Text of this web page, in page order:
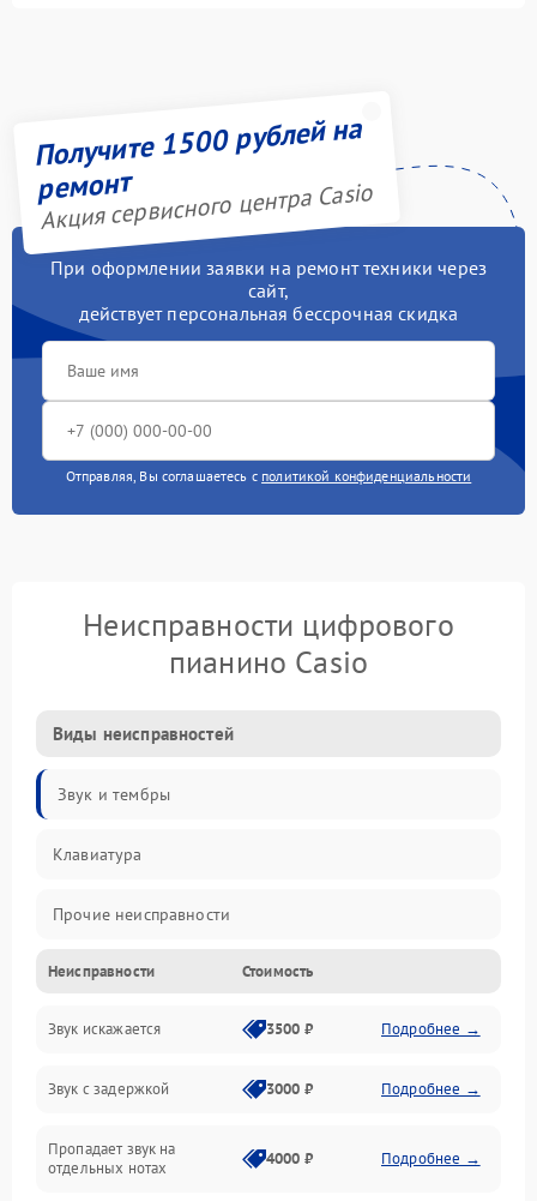
Получите 1500 рублей на
ремонт
Акция сервисного центра Casio
При оформлении заявки на ремонт техники через
сайт,
действует персональная бессрочная скидка
Отправляя, Вы соглашаетесь с политикой конфиденциальности
Неисправности цифрового
пианино Casio
Виды неисправностей
Звук и тембры
Клавиатура
Прочие неисправности
Включение и работа
Управление и электроника
Подключения и интерфейсы
Педали и стойка
Неисправности Стоимость
Звук искажается 3500 ₽ Подробнее →
Звук с задержкой 3000 ₽ Подробнее →
Пропадает звук на
отдельных нотах
4000 ₽ Подробнее →